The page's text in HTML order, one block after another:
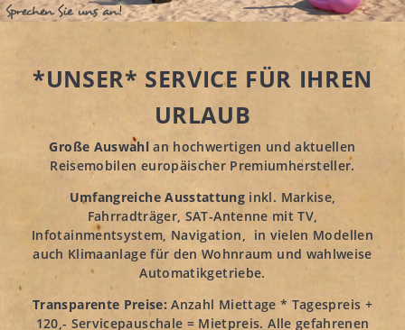
*UNSER* SERVICE FÜR IHREN
URLAUB
Große Auswahl an hochwertigen und aktuellen
Reisemobilen europäischer Premiumhersteller.
Umfangreiche Ausstattung inkl. Markise,
Fahrradträger, SAT-Antenne mit TV,
Infotainmentsystem, Navigation, in vielen Modellen
auch Klimaanlage für den Wohnraum und wahlweise
Automatikgetriebe.
Transparente Preise: Anzahl Miettage * Tagespreis +
120,- Servicepauschale = Mietpreis. Alle gefahrenen